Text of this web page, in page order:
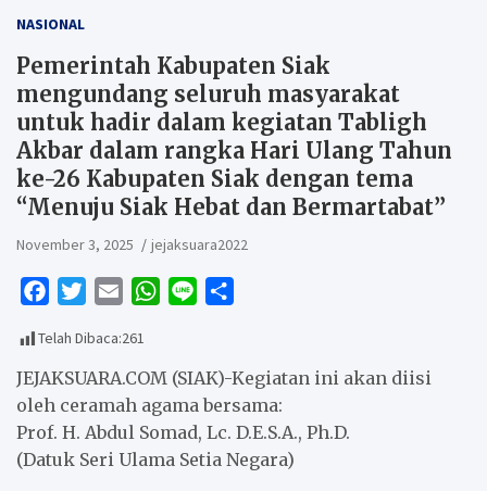
NASIONAL
Pemerintah Kabupaten Siak
mengundang seluruh masyarakat
untuk hadir dalam kegiatan Tabligh
Akbar dalam rangka Hari Ulang Tahun
ke-26 Kabupaten Siak dengan tema
“Menuju Siak Hebat dan Bermartabat”
November 3, 2025 jejaksuara2022
c
e
b
o
o
i
t
t
e
r
a
i
l
W
t
s
A
p
e
r
e
Telah Dibaca:261
JEJAKSUARA.COM (SIAK)-Kegiatan ini akan diisi
oleh ceramah agama bersama:
Prof. H. Abdul Somad, Lc. D.E.S.A., Ph.D.
(Datuk Seri Ulama Setia Negara)